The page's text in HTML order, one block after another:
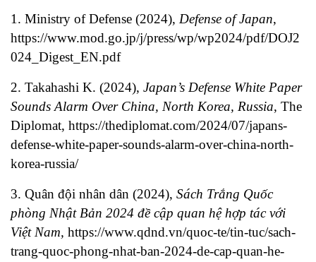
1. Ministry of Defense (2024), Defense of Japan,
https://www.mod.go.jp/j/press/wp/wp2024/pdf/DOJ2
024_Digest_EN.pdf
2. Takahashi K. (2024), Japan’s Defense White Paper
Sounds Alarm Over China, North Korea, Russia, The
Diplomat, https://thediplomat.com/2024/07/japans-
defense-white-paper-sounds-alarm-over-china-north-
korea-russia/
3. Quân đội nhân dân (2024), Sách Trắng Quốc
phòng Nhật Bản 2024 đề cập quan hệ hợp tác với
Việt Nam, https://www.qdnd.vn/quoc-te/tin-tuc/sach-
trang-quoc-phong-nhat-ban-2024-de-cap-quan-he-